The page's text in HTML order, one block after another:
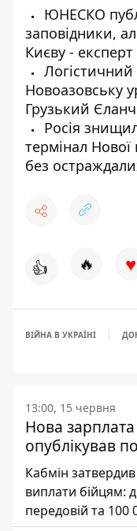
ЮНЕСКО
заповідники,
Києву -
Новоазовську
Грузький
Росія
термінал
без
👍 🔥 ♥
ВІЙНА В УКРАЇНІ
13:00, 15 червня
Нова
опублікував
Кабмін
виплати бійцям:
передовій та 100